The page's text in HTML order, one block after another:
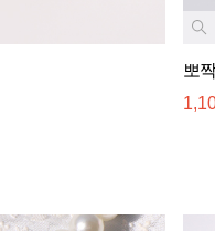
뽀